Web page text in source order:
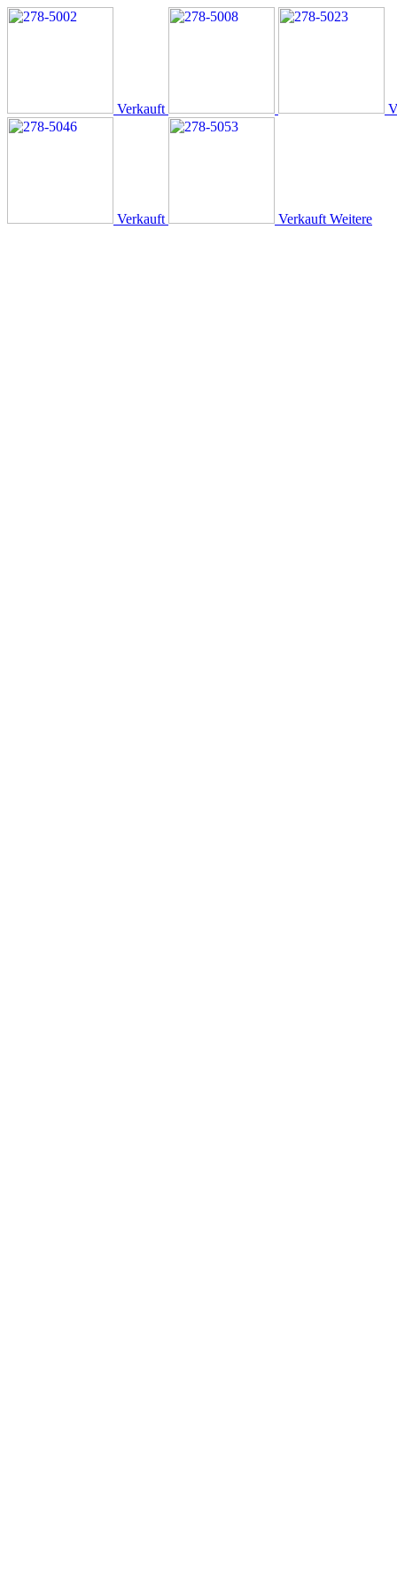
Verkauft
Verkauft Verkauft Weitere